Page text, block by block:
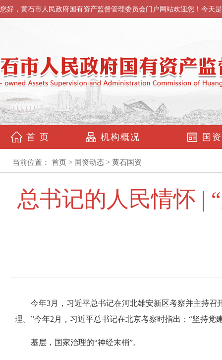
您好，黄石市人民政府国有资产监督管理委员会门户网站欢迎您！今天是
首 页 机构概况 国
当前位置： 首页 > 国资动态 > 黄石国资
总书记的人民情怀 |
今年3月，习近平总书记在河北雄安新区考察并主持
理。”今年2月，习近平总书记在北京考察时指出：“坚持
基层，国家治理的“神经末梢”。